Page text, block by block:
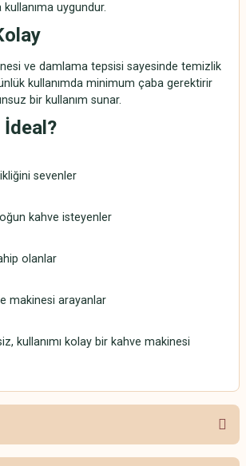
uygundur.
ve damlama tepsisi sayesinde temizlik
kullanımda minimum çaba gerektirir
bir kullanım sunar.
sevenler
kahve isteyenler
olanlar
makinesi arayanlar
kullanımı kolay bir kahve makinesi